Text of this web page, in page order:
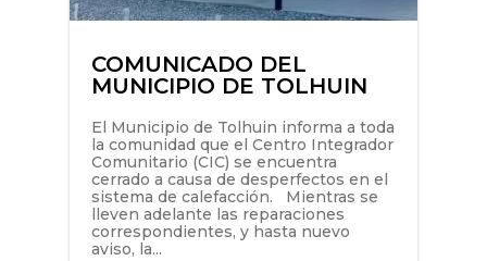
COMUNICADO DEL
MUNICIPIO DE TOLHUIN
El Municipio de Tolhuin informa a toda
la comunidad que el Centro Integrador
Comunitario (CIC) se encuentra
cerrado a causa de desperfectos en el
sistema de calefacción. Mientras se
lleven adelante las reparaciones
correspondientes, y hasta nuevo
aviso, la...